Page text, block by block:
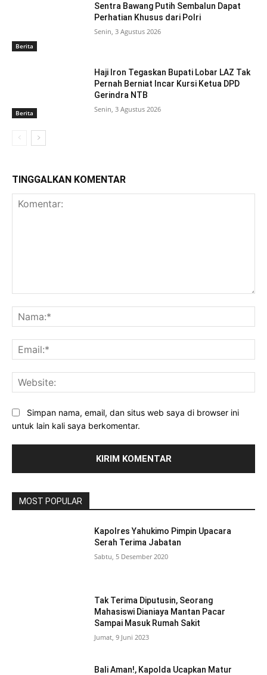
Berita
Sentra Bawang Putih Sembalun Dapat
Perhatian Khusus dari Polri
Senin, 3 Agustus 2026
Berita
Haji Iron Tegaskan Bupati Lobar LAZ Tak
Pernah Berniat Incar Kursi Ketua DPD
Gerindra NTB
Senin, 3 Agustus 2026
TINGGALKAN KOMENTAR
Simpan nama, email, dan situs web saya di browser ini
untuk lain kali saya berkomentar.
MOST POPULAR
Kapolres Yahukimo Pimpin Upacara
Serah Terima Jabatan
Sabtu, 5 Desember 2020
Tak Terima Diputusin, Seorang
Mahasiswi Dianiaya Mantan Pacar
Sampai Masuk Rumah Sakit
Jumat, 9 Juni 2023
Bali Aman!, Kapolda Ucapkan Matur